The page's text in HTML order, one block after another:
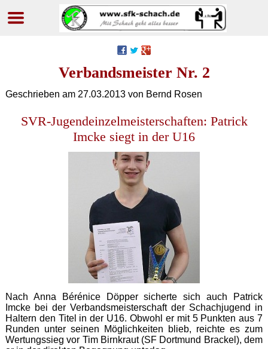
Verbandsmeister Nr. 2
Geschrieben am 27.03.2013von Bernd Rosen
SVR-Jugendeinzelmeisterschaften: Patrick
Imcke siegt in der U16
Nach Anna Bérénice Döpper sicherte sich auch Patrick
Imcke bei der Verbandsmeisterschaft der Schachjugend in
Haltern den Titel in der U16. Obwohl er mit 5 Punkten aus 7
Runden unter seinen Möglichkeiten blieb, reichte es zum
Wertungssieg vor Tim Birnkraut (SF Dortmund Brackel), dem